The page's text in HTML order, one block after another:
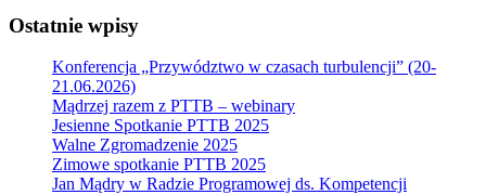
Ostatnie wpisy
Konferencja „Przywództwo w czasach turbulencji” (20-
21.06.2026)
Mądrzej razem z PTTB – webinary
Jesienne Spotkanie PTTB 2025
Walne Zgromadzenie 2025
Zimowe spotkanie PTTB 2025
Jan Mądry w Radzie Programowej ds. Kompetencji